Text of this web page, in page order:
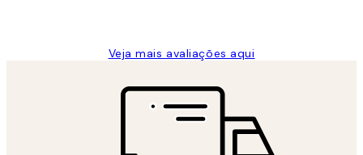
Veja mais avaliações aqui